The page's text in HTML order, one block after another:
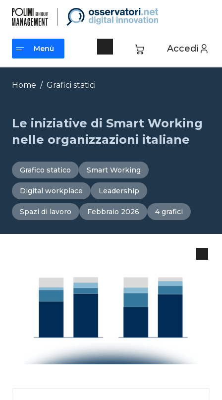
contenuto
Accedi
Menù
Menù
Home / Grafici statici
Le iniziative di Smart Working
nelle organizzazioni italiane
Grafico statico Smart Working
Digital workplace Leadership
Spazi di lavoro Febbraio 2026 4 grafici